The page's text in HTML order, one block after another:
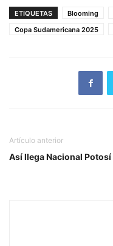
ETIQUETAS Blooming
Copa Sudamericana 2025
Artículo anterior
Así llega Nacional Potosí